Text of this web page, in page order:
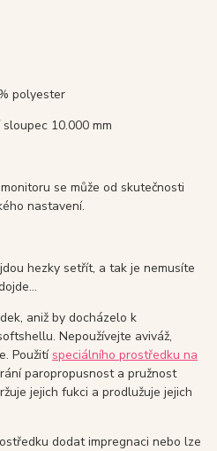
polyester
10.000 mm
se může od skutečnosti
nastavení.
hezky setřít, a tak je nemusíte
aniž by docházelo k
Nepoužívejte aviváž,
Použití speciálního prostředku na
paropropusnost a pružnost
jejich fukci a prodlužuje jejich
dodat impregnaci nebo lze